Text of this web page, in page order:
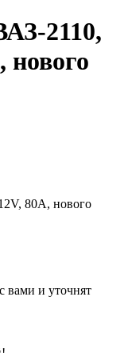
2110,
нового
80A, нового
вами и уточнят